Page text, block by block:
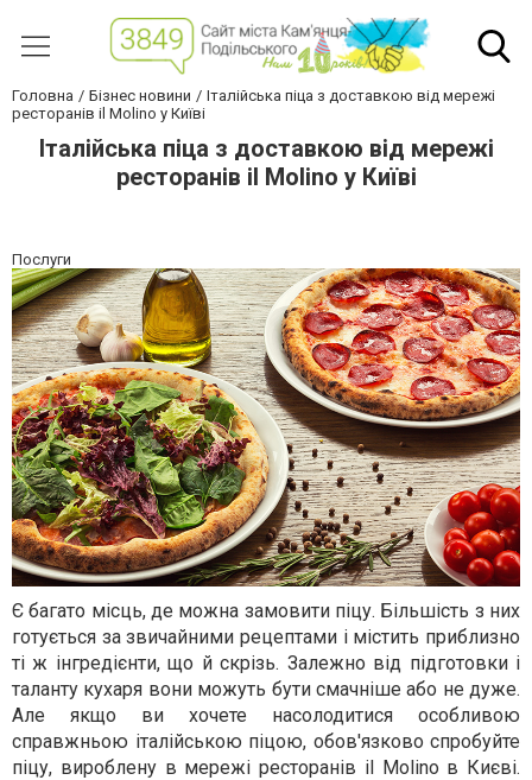
Головна Бізнес новини
Італійська піца з доставкою від мережі
ресторанів il Molino у Київі
Італійська піца з доставкою від мережі
ресторанів il Molino у Київі
Послуги
Є багато місць, де можна замовити піцу. Більшість з них
готується за звичайними рецептами і містить приблизно
ті ж інгредієнти, що й скрізь. Залежно від підготовки і
таланту кухаря вони можуть бути смачніше або не дуже.
Але якщо ви хочете насолодитися особливою
справжньою італійською піцою, обов'язково спробуйте
піцу, вироблену в мережі ресторанів il Molino в Києві.